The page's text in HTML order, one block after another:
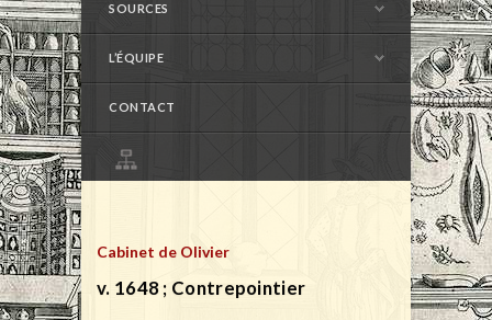
SOURCES
L’ÉQUIPE
CONTACT
Cabinet de Olivier
v. 1648 ; Contrepointier